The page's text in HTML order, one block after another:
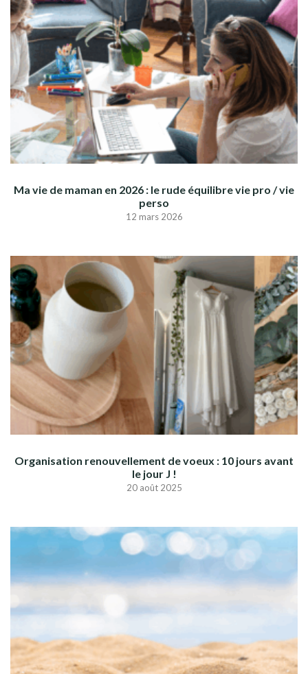
Ma vie de maman en 2026 : le rude équilibre vie pro / vie
perso
12 mars 2026
Organisation renouvellement de voeux : 10 jours avant
le jour J !
20 août 2025